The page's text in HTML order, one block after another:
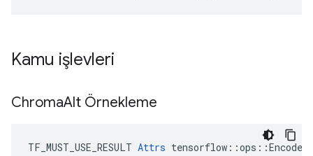
Kamu işlevleri
ChromaAlt Örnekleme
TF_MUST_USE_RESULT Attrs